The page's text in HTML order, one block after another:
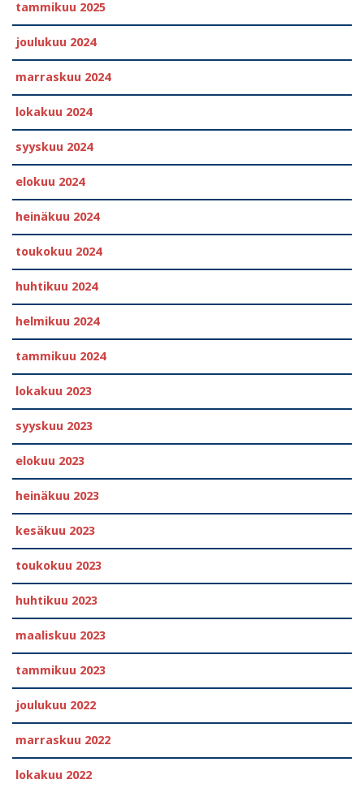
tammikuu 2025
joulukuu 2024
marraskuu 2024
lokakuu 2024
syyskuu 2024
elokuu 2024
heinäkuu 2024
toukokuu 2024
huhtikuu 2024
helmikuu 2024
tammikuu 2024
lokakuu 2023
syyskuu 2023
elokuu 2023
heinäkuu 2023
kesäkuu 2023
toukokuu 2023
huhtikuu 2023
maaliskuu 2023
tammikuu 2023
joulukuu 2022
marraskuu 2022
lokakuu 2022